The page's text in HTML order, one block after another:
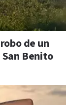
de un
Benito